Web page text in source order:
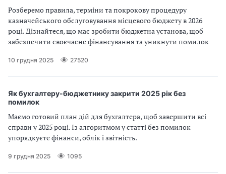
Розберемо правила, терміни та покрокову процедуру
казначейського обслуговування місцевого бюджету в 2026
році. Дізнайтеся, що має зробити бюджетна установа, щоб
забезпечити своєчасне фінансування та уникнути помилок
10 грудня 2025 27520
Як бухгалтеру-бюджетнику закрити 2025 рік без
помилок
Маємо готовий план дій для бухгалтера, щоб завершити всі
справи у 2025 році. Із алгоритмом у статті без помилок
упорядкуєте фінанси, облік і звітність.
9 грудня 2025 1095